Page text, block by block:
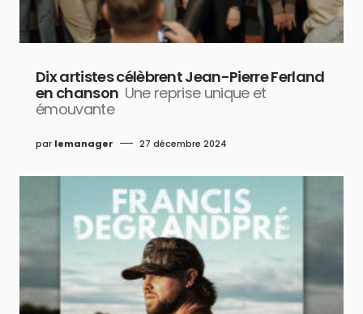
Dix artistes célèbrent Jean-Pierre Ferland
en chanson Une reprise unique et
émouvante
par lemanager 27 décembre 2024